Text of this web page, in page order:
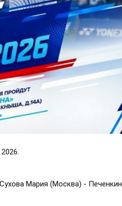
Мария (Москва) - Печенкин